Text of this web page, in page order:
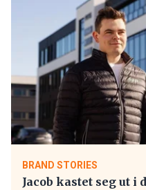
BRAND STORIES
Jacob kastet seg ut i